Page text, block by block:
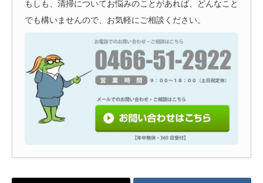
もしも、清掃についてお悩みのことがあれば、どんなこと
でも構いませんので、お気軽にご相談ください。